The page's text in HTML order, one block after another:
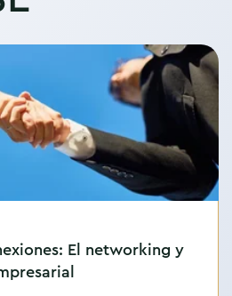
El networking y